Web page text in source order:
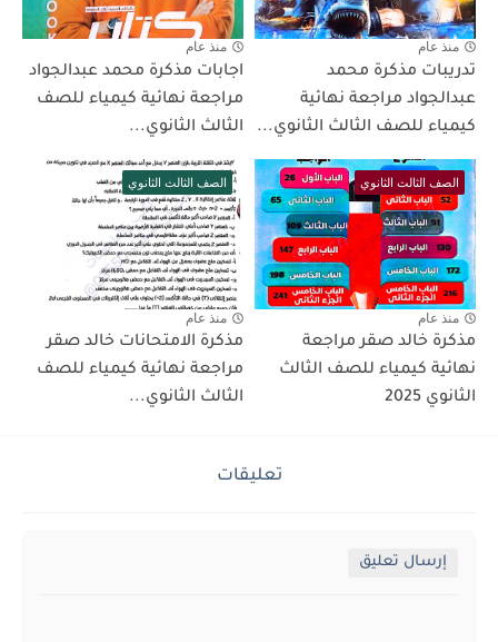
منذ عام
تدريبات مذكرة محمد
عبدالجواد مراجعة نهائية
كيمياء للصف الثالث الثانوي...
منذ عام
اجابات مذكرة محمد عبدالجواد
مراجعة نهائية كيمياء للصف
الثالث الثانوي...
الصف الثالث الثانوي
منذ عام
مذكرة خالد صقر مراجعة
نهائية كيمياء للصف الثالث
الثانوي 2025
الصف الثالث الثانوي
منذ عام
مذكرة الامتحانات خالد صقر
مراجعة نهائية كيمياء للصف
الثالث الثانوي...
تعليقات
إرسال تعليق